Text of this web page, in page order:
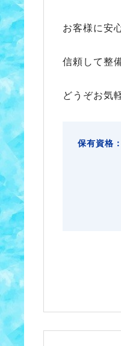
お客様に安
信頼して整
どうぞお気
保有資格：